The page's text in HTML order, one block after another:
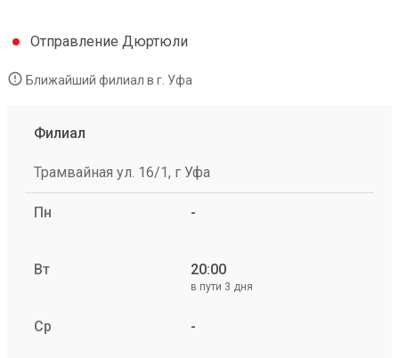
Отправление Дюртюли
Ближайший филиал в г. Уфа
Филиал
Трамвайная ул. 16/1, г Уфа
Пн -
Вт 20:00
в пути 3 дня
Ср -